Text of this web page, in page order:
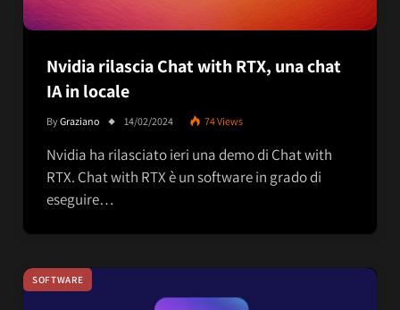
Nvidia rilascia Chat with RTX, una chat
IA in locale
ByGraziano 14/02/2024 74Views
Nvidia ha rilasciato ieri una demo di Chat with
RTX. Chat with RTX è un software in grado di
eseguire…
SOFTWARE